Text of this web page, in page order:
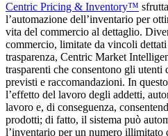
Centric Pricing & Inventory™
l’automazione dell’inventario per
vita del commercio al dettaglio.
commercio, limitate da vincoli
trasparenza, Centric Market
trasparenti che consentono gli utenti
previsti e raccomandazioni. In
l’effetto del lavoro degli addetti,
lavoro e, di conseguenza,
prodotti; di fatto, il sistema può
l’inventario per un numero